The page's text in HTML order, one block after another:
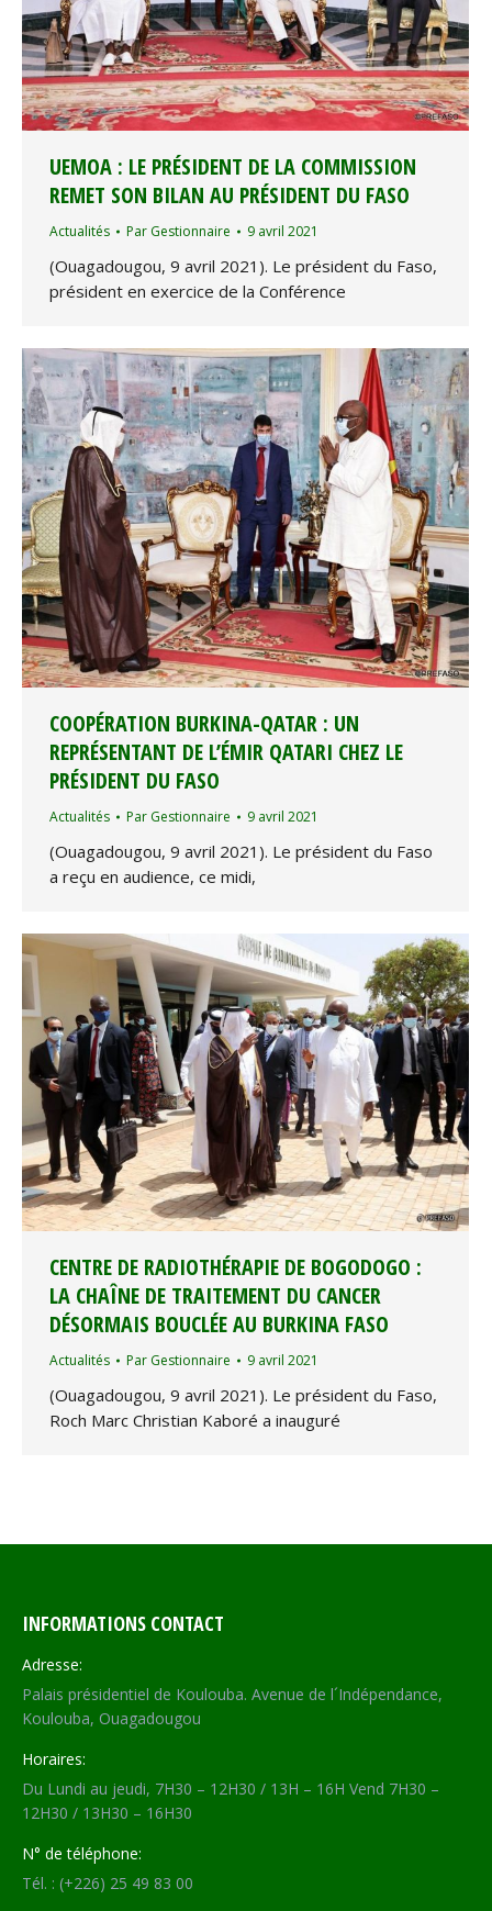
UEMOA : LE PRÉSIDENT DE LA COMMISSION
REMET SON BILAN AU PRÉSIDENT DU FASO
Actualités Par Gestionnaire 9 avril 2021
(Ouagadougou, 9 avril 2021). Le président du Faso,
président en exercice de la Conférence
COOPÉRATION BURKINA-QATAR : UN
REPRÉSENTANT DE L’ÉMIR QATARI CHEZ LE
PRÉSIDENT DU FASO
Actualités Par Gestionnaire 9 avril 2021
(Ouagadougou, 9 avril 2021). Le président du Faso
a reçu en audience, ce midi,
CENTRE DE RADIOTHÉRAPIE DE BOGODOGO :
LA CHAÎNE DE TRAITEMENT DU CANCER
DÉSORMAIS BOUCLÉE AU BURKINA FASO
Actualités Par Gestionnaire 9 avril 2021
(Ouagadougou, 9 avril 2021). Le président du Faso,
Roch Marc Christian Kaboré a inauguré
INFORMATIONS CONTACT
Adresse:
Palais présidentiel de Koulouba. Avenue de l´Indépendance,
Koulouba, Ouagadougou
Horaires:
Du Lundi au jeudi, 7H30 – 12H30 / 13H – 16H Vend 7H30 –
12H30 / 13H30 – 16H30
N° de téléphone:
Tél. : (+226) 25 49 83 00